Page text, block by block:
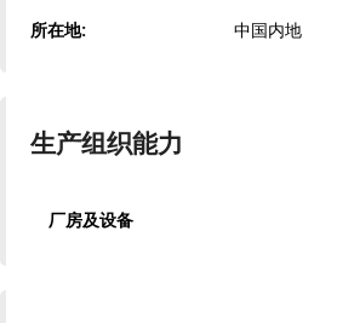
所在地: 中国内地
生产组织能力
厂房及设备